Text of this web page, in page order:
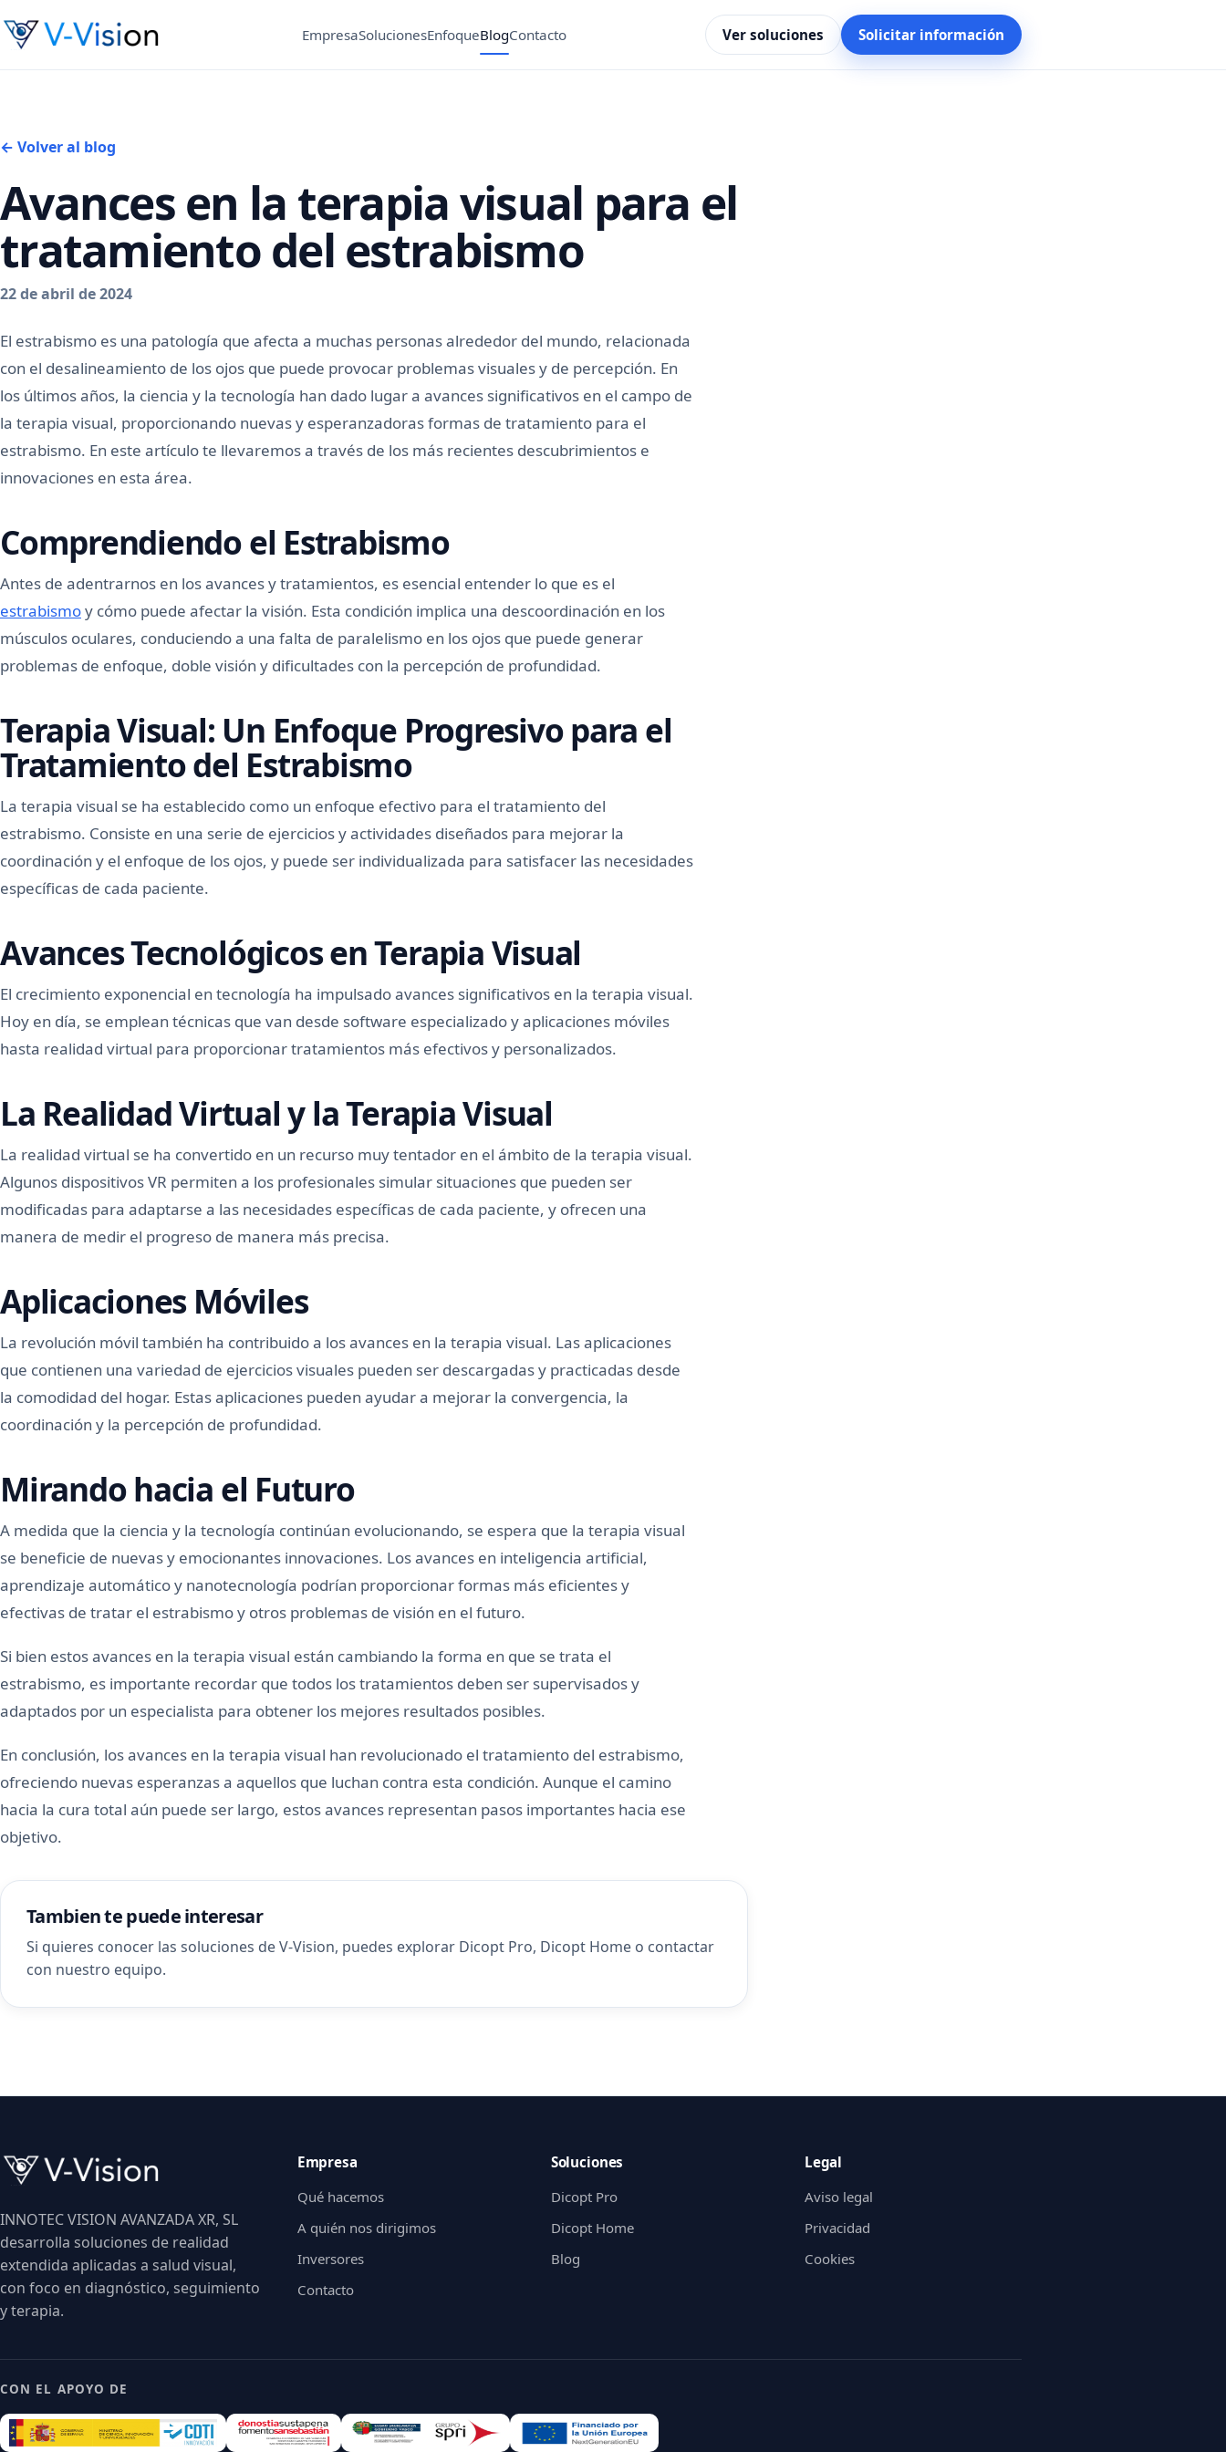
EmpresaSolucionesEnfoqueBlogContacto Ver soluciones Solicitar información
← Volver al blog
Avances en la terapia visual para el
tratamiento del estrabismo
22 de abril de 2024
El estrabismo es una patología que afecta a muchas personas alrededor del mundo, relacionada
con el desalineamiento de los ojos que puede provocar problemas visuales y de percepción. En
los últimos años, la ciencia y la tecnología han dado lugar a avances significativos en el campo de
la terapia visual, proporcionando nuevas y esperanzadoras formas de tratamiento para el
estrabismo. En este artículo te llevaremos a través de los más recientes descubrimientos e
innovaciones en esta área.
Comprendiendo el Estrabismo
Antes de adentrarnos en los avances y tratamientos, es esencial entender lo que es el
estrabismoy cómo puede afectar la visión. Esta condición implica una descoordinación en los
músculos oculares, conduciendo a una falta de paralelismo en los ojos que puede generar
problemas de enfoque, doble visión y dificultades con la percepción de profundidad.
Terapia Visual: Un Enfoque Progresivo para el
Tratamiento del Estrabismo
La terapia visual se ha establecido como un enfoque efectivo para el tratamiento del
estrabismo. Consiste en una serie de ejercicios y actividades diseñados para mejorar la
coordinación y el enfoque de los ojos, y puede ser individualizada para satisfacer las necesidades
específicas de cada paciente.
Avances Tecnológicos en Terapia Visual
El crecimiento exponencial en tecnología ha impulsado avances significativos en la terapia visual.
Hoy en día, se emplean técnicas que van desde software especializado y aplicaciones móviles
hasta realidad virtual para proporcionar tratamientos más efectivos y personalizados.
La Realidad Virtual y la Terapia Visual
La realidad virtual se ha convertido en un recurso muy tentador en el ámbito de la terapia visual.
Algunos dispositivos VR permiten a los profesionales simular situaciones que pueden ser
modificadas para adaptarse a las necesidades específicas de cada paciente, y ofrecen una
manera de medir el progreso de manera más precisa.
Aplicaciones Móviles
La revolución móvil también ha contribuido a los avances en la terapia visual. Las aplicaciones
que contienen una variedad de ejercicios visuales pueden ser descargadas y practicadas desde
la comodidad del hogar. Estas aplicaciones pueden ayudar a mejorar la convergencia, la
coordinación y la percepción de profundidad.
Mirando hacia el Futuro
A medida que la ciencia y la tecnología continúan evolucionando, se espera que la terapia visual
se beneficie de nuevas y emocionantes innovaciones. Los avances en inteligencia artificial,
aprendizaje automático y nanotecnología podrían proporcionar formas más eficientes y
efectivas de tratar el estrabismo y otros problemas de visión en el futuro.
Si bien estos avances en la terapia visual están cambiando la forma en que se trata el
estrabismo, es importante recordar que todos los tratamientos deben ser supervisados y
adaptados por un especialista para obtener los mejores resultados posibles.
En conclusión, los avances en la terapia visual han revolucionado el tratamiento del estrabismo,
ofreciendo nuevas esperanzas a aquellos que luchan contra esta condición. Aunque el camino
hacia la cura total aún puede ser largo, estos avances representan pasos importantes hacia ese
objetivo.
Tambien te puede interesar
Si quieres conocer las soluciones de V-Vision, puedes explorar Dicopt Pro, Dicopt Home o contactar
con nuestro equipo.
INNOTEC VISION AVANZADA XR, SL
desarrolla soluciones de realidad
extendida aplicadas a salud visual,
con foco en diagnóstico, seguimiento
y terapia.
Empresa
Qué hacemos
A quién nos dirigimos
Inversores
Contacto
Soluciones
Dicopt Pro
Dicopt Home
Blog
Legal
Aviso legal
Privacidad
Cookies
CON EL APOYO DE